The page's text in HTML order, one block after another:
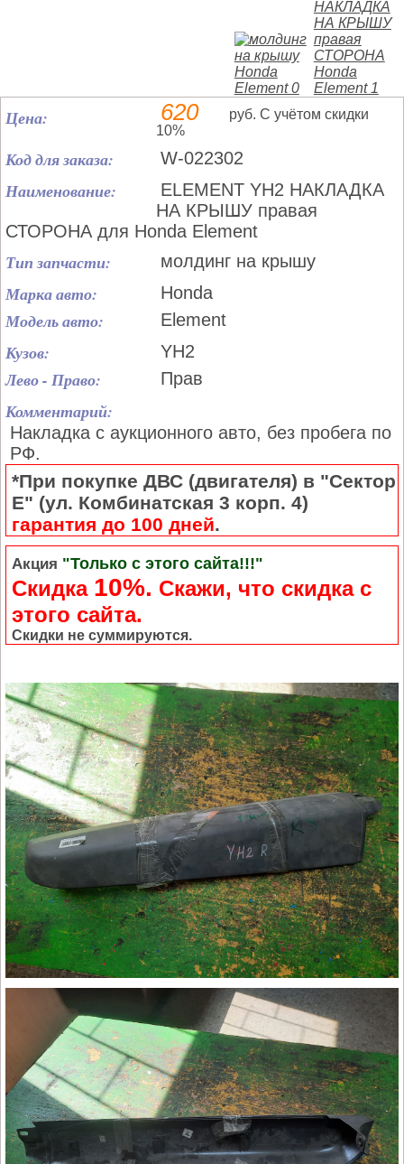
Цена: 620
руб. С учётом скидки
10%
Код для заказа: W-022302
Наименование:
ELEMENT YH2 НАКЛАДКА
НА КРЫШУ правая
СТОРОНА для Honda Element
Тип запчасти: молдинг на крышу
Марка авто: Honda
Модель авто: Element
Кузов: YH2
Лево - Право: Прав
Комментарий:
Накладка с аукционного авто, без пробега по
РФ.
*При покупке ДВС (двигателя) в "Сектор
Е" (ул. Комбинатская 3 корп. 4)
гарантия до 100 дней.
Акция "Только с этого сайта!!!"
Скидка 10%. Cкажи, что скидка с
этого сайта.
Скидки не суммируются.